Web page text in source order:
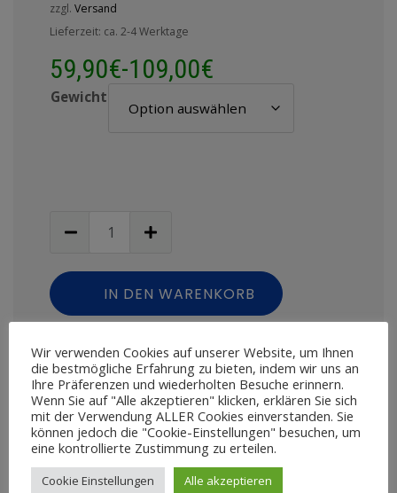
zzgl. Versand
Lieferzeit: ca. 2-4 Werktage
59,90€-109,00€
Gewicht
IN DEN WARENKORB
Zur Wunschliste hinzufügen
SKU: ZH-VDGC-
Share this product
Wir verwenden Cookies auf unserer Website, um Ihnen
die bestmögliche Erfahrung zu bieten, indem wir uns an
Ihre Präferenzen und wiederholten Besuche erinnern.
Wenn Sie auf "Alle akzeptieren" klicken, erklären Sie sich
mit der Verwendung ALLER Cookies einverstanden. Sie
können jedoch die "Cookie-Einstellungen" besuchen, um
eine kontrollierte Zustimmung zu erteilen.
Cookie Einstellungen Alle akzeptieren